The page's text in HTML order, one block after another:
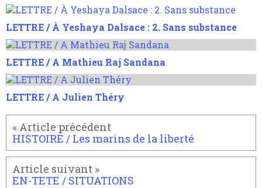
LETTRE / À Yeshaya Dalsace : 2. Sans substance
LETTRE / A Mathieu Raj Sandana
LETTRE / A Julien Théry
HISTOIRE / Les marins de la liberté
EN-TETE / SITUATIONS